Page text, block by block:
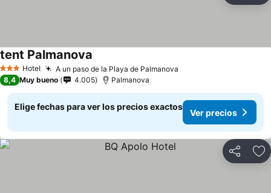
3 Estrellas
Hotel A un paso de la Playa de Palmanova
tent Palmanova
8,4 Muy bueno 4.005 Palmanova
Elige fechas para ver los precios exactos
Ver precios
Compartir